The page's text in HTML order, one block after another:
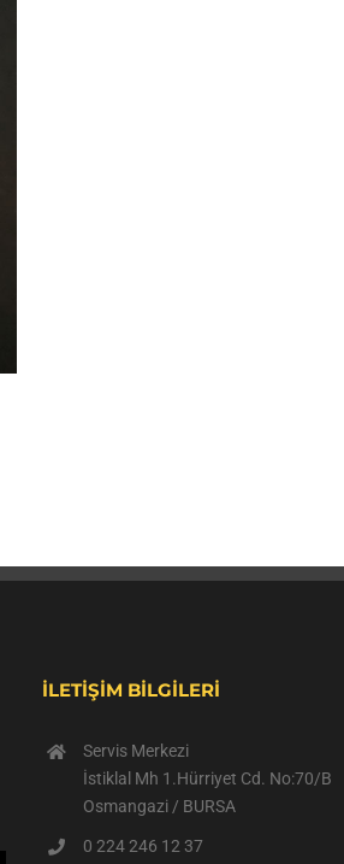
İLETİŞİM BİLGİLERİ
Servis Merkezi
İstiklal Mh 1.Hürriyet Cd. No:70/B
Osmangazi / BURSA
0 224 246 12 37